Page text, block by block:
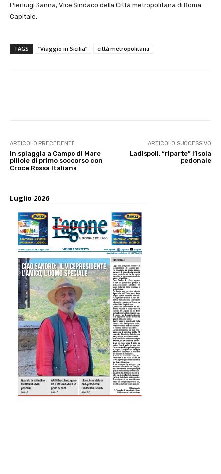
Pierluigi Sanna, Vice Sindaco della Città metropolitana di Roma
Capitale.
TAGS “Viaggio in Sicilia” città metropolitana
ARTICOLO PRECEDENTE
In spiaggia a Campo di Mare
pillole di primo soccorso con
Croce Rossa Italiana
ARTICOLO SUCCESSIVO
Ladispoli, “riparte” l’isola
pedonale
Luglio 2026